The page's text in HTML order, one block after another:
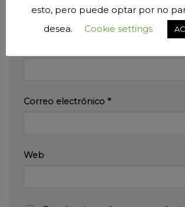
Correo electrónico *
Web
esto, pero puede optar por no
desea.
Cookie settings